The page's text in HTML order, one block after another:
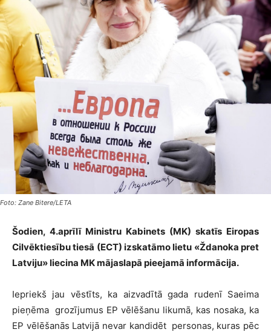
Foto: Zane Bitere/LETA
Šodien, 4.aprīlī Ministru Kabinets (MK) skatīs Eiropas
Cilvēktiesību tiesā (ECT) izskatāmo lietu «Ždanoka pret
Latviju» liecina MK mājaslapā pieejamā informācija.
Iepriekš jau vēstīts, ka aizvadītā gada rudenī Saeima
pieņēma grozījumus EP vēlēšanu likumā, kas nosaka, ka
EP vēlēšanās Latvijā nevar kandidēt personas, kuras pēc